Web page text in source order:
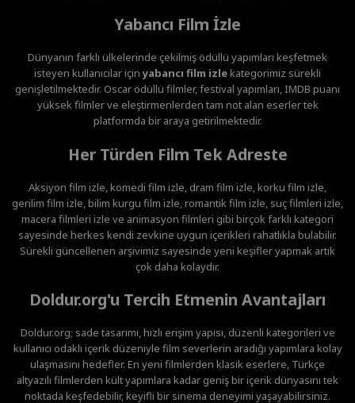
Yabancı Film İzle
Dünyanın farklı ülkelerinde çekilmiş ödüllü yapımları keşfetmek
isteyen kullanıcılar içinyabancı film izlekategorimiz sürekli
genişletilmektedir. Oscar ödüllü filmler, festival yapımları, IMDB puanı
yüksek filmler ve eleştirmenlerden tam not alan eserler tek
platformda bir araya getirilmektedir.
Her Türden Film Tek Adreste
Aksiyon film izle, komedi film izle, dram film izle, korku film izle,
gerilim film izle, bilim kurgu film izle, romantik film izle, suç filmleri izle,
macera filmleri izle ve animasyon filmleri gibi birçok farklı kategori
sayesinde herkes kendi zevkine uygun içerikleri rahatlıkla bulabilir.
Sürekli güncellenen arşivimiz sayesinde yeni keşifler yapmak artık
çok daha kolaydır.
Doldur.org'u Tercih Etmenin Avantajları
Doldur.org; sade tasarımı, hızlı erişim yapısı, düzenli kategorileri ve
kullanıcı odaklı içerik düzeniyle film severlerin aradığı yapımlara kolay
ulaşmasını hedefler. En yeni filmlerden klasik eserlere, Türkçe
altyazılı filmlerden kült yapımlara kadar geniş bir içerik dünyasını tek
noktada keşfedebilir, keyifli bir sinema deneyimi yaşayabilirsiniz.